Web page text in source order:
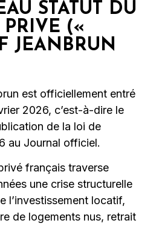
STATUT DU
PRIVE («
JEANBRUN
est officiellement entré
2026, c’est-à-dire le
de la loi de
au Journal officiel.
français traverse
une crise structurelle
l’investissement locatif,
de logements nus, retrait